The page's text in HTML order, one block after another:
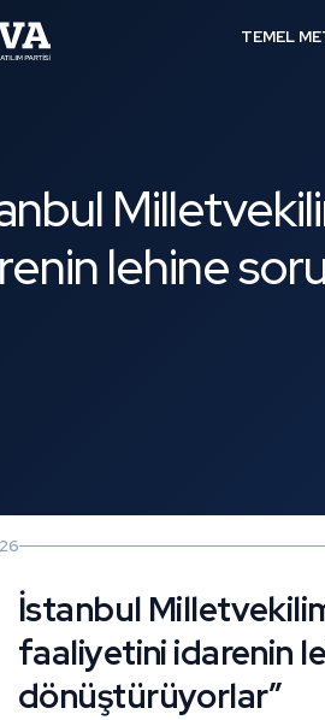
TEMEL
lehine
İstanbul
faaliyetini idarenin
dönüştürüyorlar”